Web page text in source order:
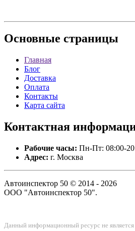
Основные страницы
Главная
Блог
Доставка
Оплата
Контакты
Карта сайта
Контактная
Рабочие часы: Пн-Пт: 08:00-
Адрес: г. Москва
Автоинспектор 50 © 2014 - 2026
ООО "Автоинспектор 50".
Данный информационный ресурс не